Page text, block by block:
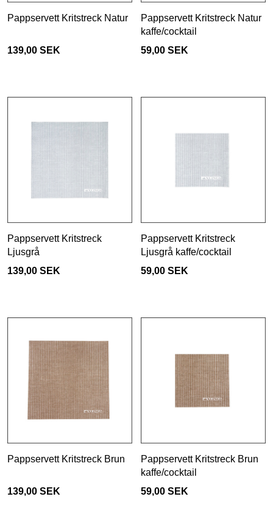
Pappservett Kritstreck Natur
139,00 SEK
Pappservett Kritstreck Natur
kaffe/cocktail
59,00 SEK
Pappservett Kritstreck
Ljusgrå
139,00 SEK
Pappservett Kritstreck
Ljusgrå kaffe/cocktail
59,00 SEK
Pappservett Kritstreck Brun
139,00 SEK
Pappservett Kritstreck Brun
kaffe/cocktail
59,00 SEK